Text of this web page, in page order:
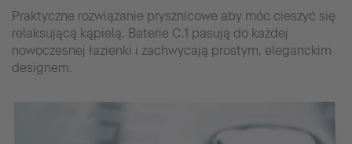
Praktyczne rozwiązanie prysznicowe aby móc cieszyć się
relaksującą kąpielą. Baterie C.1 pasują do każdej
nowoczesnej łazienki i zachwycają prostym, eleganckim
designem.